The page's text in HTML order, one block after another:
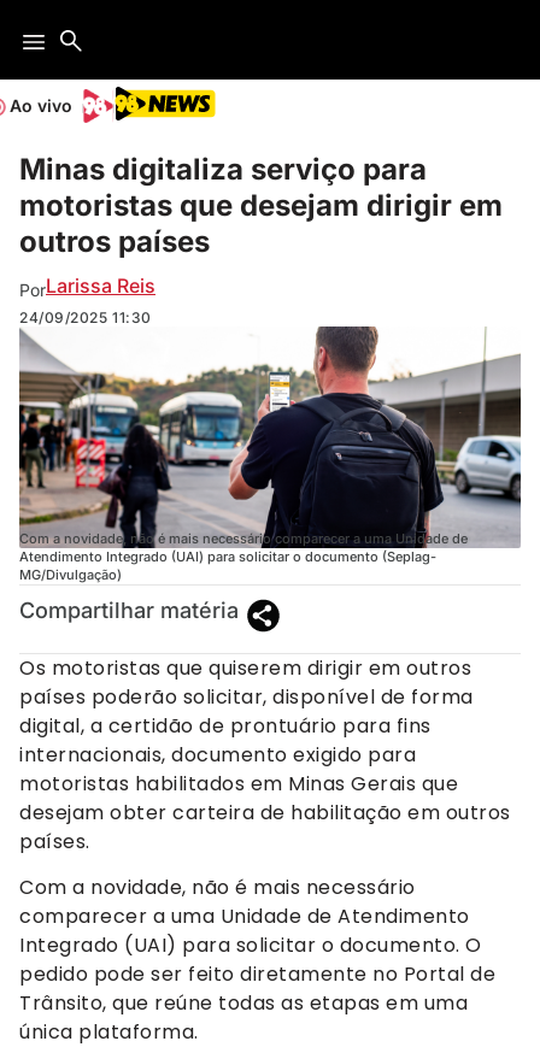
Ao vivo
Minas digitaliza serviço para
motoristas que desejam dirigir em
outros países
PorLarissa Reis
24/09/2025 11:30
Com a novidade, não é mais necessário comparecer a uma Unidade de
Atendimento Integrado (UAI) para solicitar o documento (Seplag-
MG/Divulgação)
Compartilhar matéria
Os motoristas que quiserem dirigir em outros
países poderão solicitar, disponível de forma
digital, a certidão de prontuário para fins
internacionais, documento exigido para
motoristas habilitados em Minas Gerais que
desejam obter carteira de habilitação em outros
países.
Com a novidade, não é mais necessário
comparecer a uma Unidade de Atendimento
Integrado (UAI) para solicitar o documento. O
pedido pode ser feito diretamente no Portal de
Trânsito, que reúne todas as etapas em uma
única plataforma.